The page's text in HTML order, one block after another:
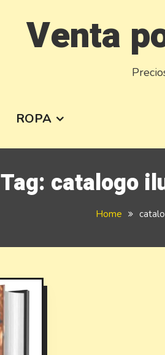
Venta
ROPA
Tag: catalogo
Home